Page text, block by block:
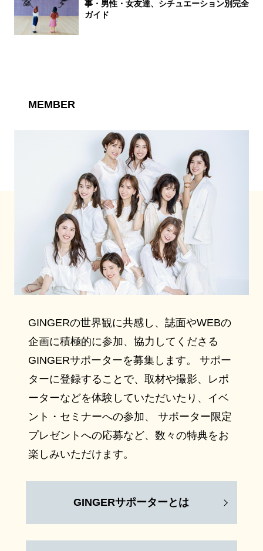
事・男性・女友達、シチュエーション別完全
ガイド
MEMBER
GINGERの世界観に共感し、誌面やWEBの
企画に積極的に参加、協力してくださる
GINGERサポーターを募集します。 サポー
ターに登録することで、取材や撮影、レポ
ーターなどを体験していただいたり、イベ
ント・セミナーへの参加、 サポーター限定
プレゼントへの応募など、数々の特典をお
楽しみいただけます。
GINGERサポーターとは